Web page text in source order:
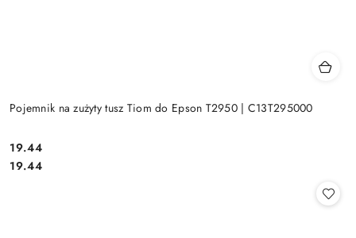
Pojemnik na zużyty tusz Tiom do Epson T2950 | C13T295000
Cena:
19.44
Cena:
19.44